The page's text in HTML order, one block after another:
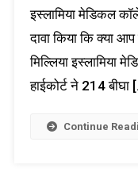
इस्लामिया मेडिकल
दावा किया कि क्या
मिल्लिया इस्लामिया
हाईकोर्ट ने 214 बीघा
Continue